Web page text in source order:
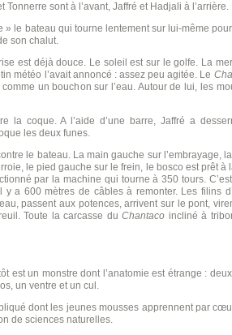
sont à l’avant, Jaffré et Hadjali à l’arrière.
» le bateau qui tourne lentement sur lui-même
son chalut.
est déjà douce. Le soleil est sur le golfe. La
météo l’avait annoncé : assez peu agitée. Le
un bouchon sur l’eau. Autour de lui, les
la coque. A l’aide d’une barre, Jaffré a
les deux funes.
le bateau. La main gauche sur l’embrayage,
le pied gauche sur le frein, le bosco est prêt à
par la machine qui tourne à 350 tours.
y a 600 mètres de câbles à remonter. Les filins
passent aux potences, arrivent sur le pont,
Toute la carcasse duChantaco incliné à
est un monstre dont l’anatomie est étrange :
un ventre et un cul.
dont les jeunes mousses apprennent par
de sciences naturelles.